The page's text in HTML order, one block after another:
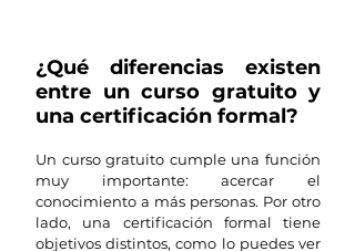
¿Qué diferencias existen
entre un curso gratuito y
una certificación formal?
Un curso gratuito cumple una función
muy importante: acercar el
conocimiento a más personas. Por otro
lado, una certificación formal tiene
objetivos distintos, como lo puedes ver